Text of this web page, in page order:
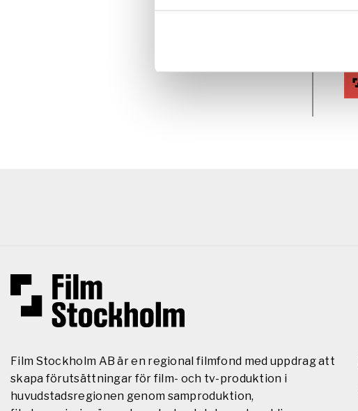
Film Stockholm AB är en regional filmfond med uppdrag att
skapa förutsättningar för film- och tv-produktion i
huvudstadsregionen genom samproduktion,